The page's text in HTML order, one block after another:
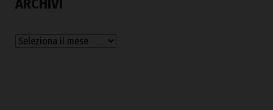
ARCHIVI
Archivi